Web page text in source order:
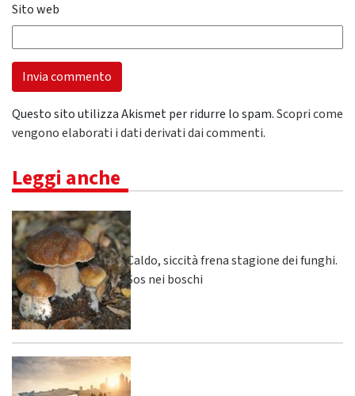
Sito web
Questo sito utilizza Akismet per ridurre lo spam.Scopri come
vengono elaborati i dati derivati dai commenti.
Leggi anche
Caldo, siccità frena stagione dei funghi.
Sos nei boschi